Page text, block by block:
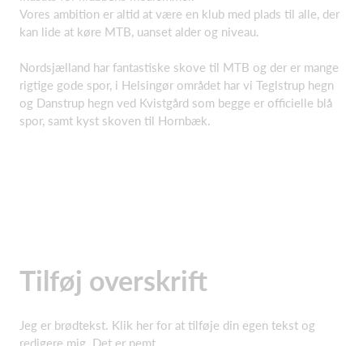
Vores ambition er altid at være en klub med plads til alle, der
kan lide at køre MTB, uanset alder og niveau.
Nordsjælland har fantastiske skove til MTB og der er mange
rigtige gode spor, i Helsingør området har vi Teglstrup hegn
og Danstrup hegn ved Kvistgård som begge er officielle blå
spor, samt kyst skoven til Hornbæk.
Tilføj overskrift
Jeg er brødtekst. Klik her for at tilføje din egen tekst og
redigere mig. Det er nemt.